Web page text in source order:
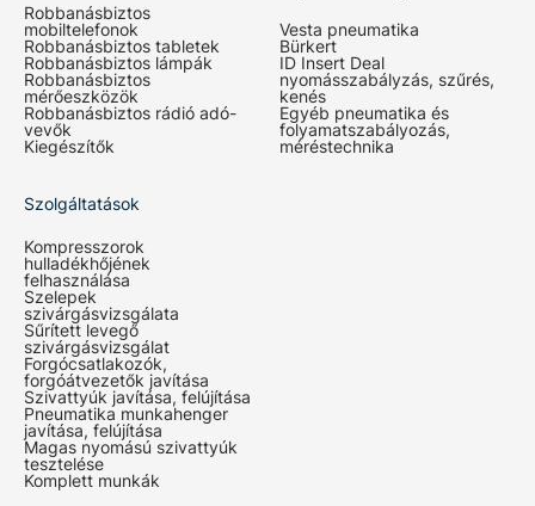
Robbanásbiztos
mobiltelefonok
Robbanásbiztos tabletek
Robbanásbiztos lámpák
Robbanásbiztos
mérőeszközök
Robbanásbiztos rádió adó-
vevők
Kiegészítők
Vesta pneumatika
Bürkert
ID Insert Deal
nyomásszabályzás, szűrés,
kenés
Egyéb pneumatika és
folyamatszabályozás,
méréstechnika
Szolgáltatások
Kompresszorok
hulladékhőjének
felhasználása
Szelepek
szivárgásvizsgálata
Sűrített levegő
szivárgásvizsgálat
Forgócsatlakozók,
forgóátvezetők javítása
Szivattyúk javítása, felújítása
Pneumatika munkahenger
javítása, felújítása
Magas nyomású szivattyúk
tesztelése
Komplett munkák